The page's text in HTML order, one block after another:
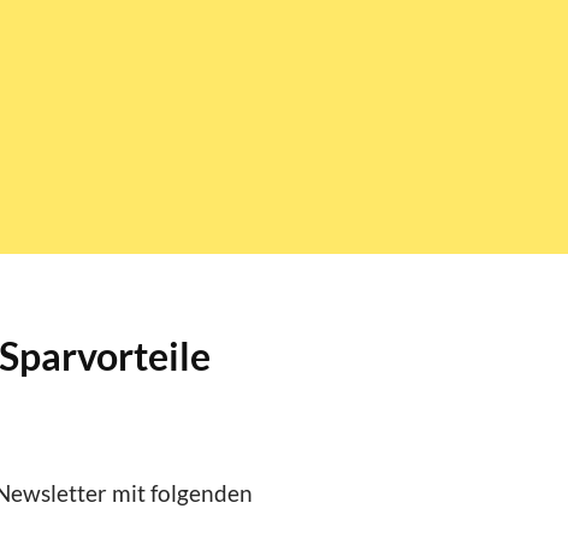
mit folgenden